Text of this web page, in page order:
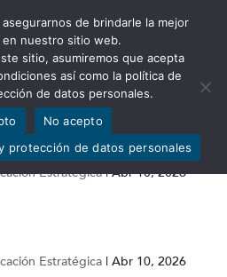
herramientas
Estratégica|Abr 10, 2026
Estratégica | Abr 10, 2026
de brindarle la mejor
en nuestro sitio web.
sitio, asumiremos que acepta
así como la política de
de datos personales.
No acepto
protección de datos personales